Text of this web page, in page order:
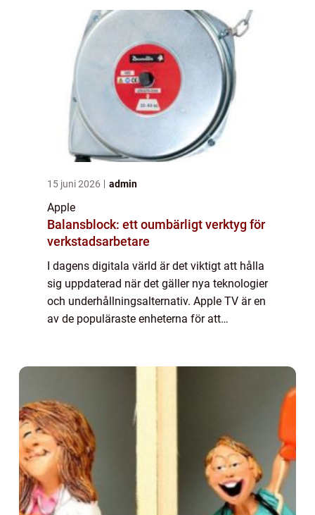
15 juni 2026 admin
Apple
Balansblock: ett oumbärligt verktyg för
verkstadsarbetare
I dagens digitala värld är det viktigt att hålla
sig uppdaterad när det gäller nya teknologier
och underhållningsalternativ. Apple TV är en
av de populäraste enheterna för att